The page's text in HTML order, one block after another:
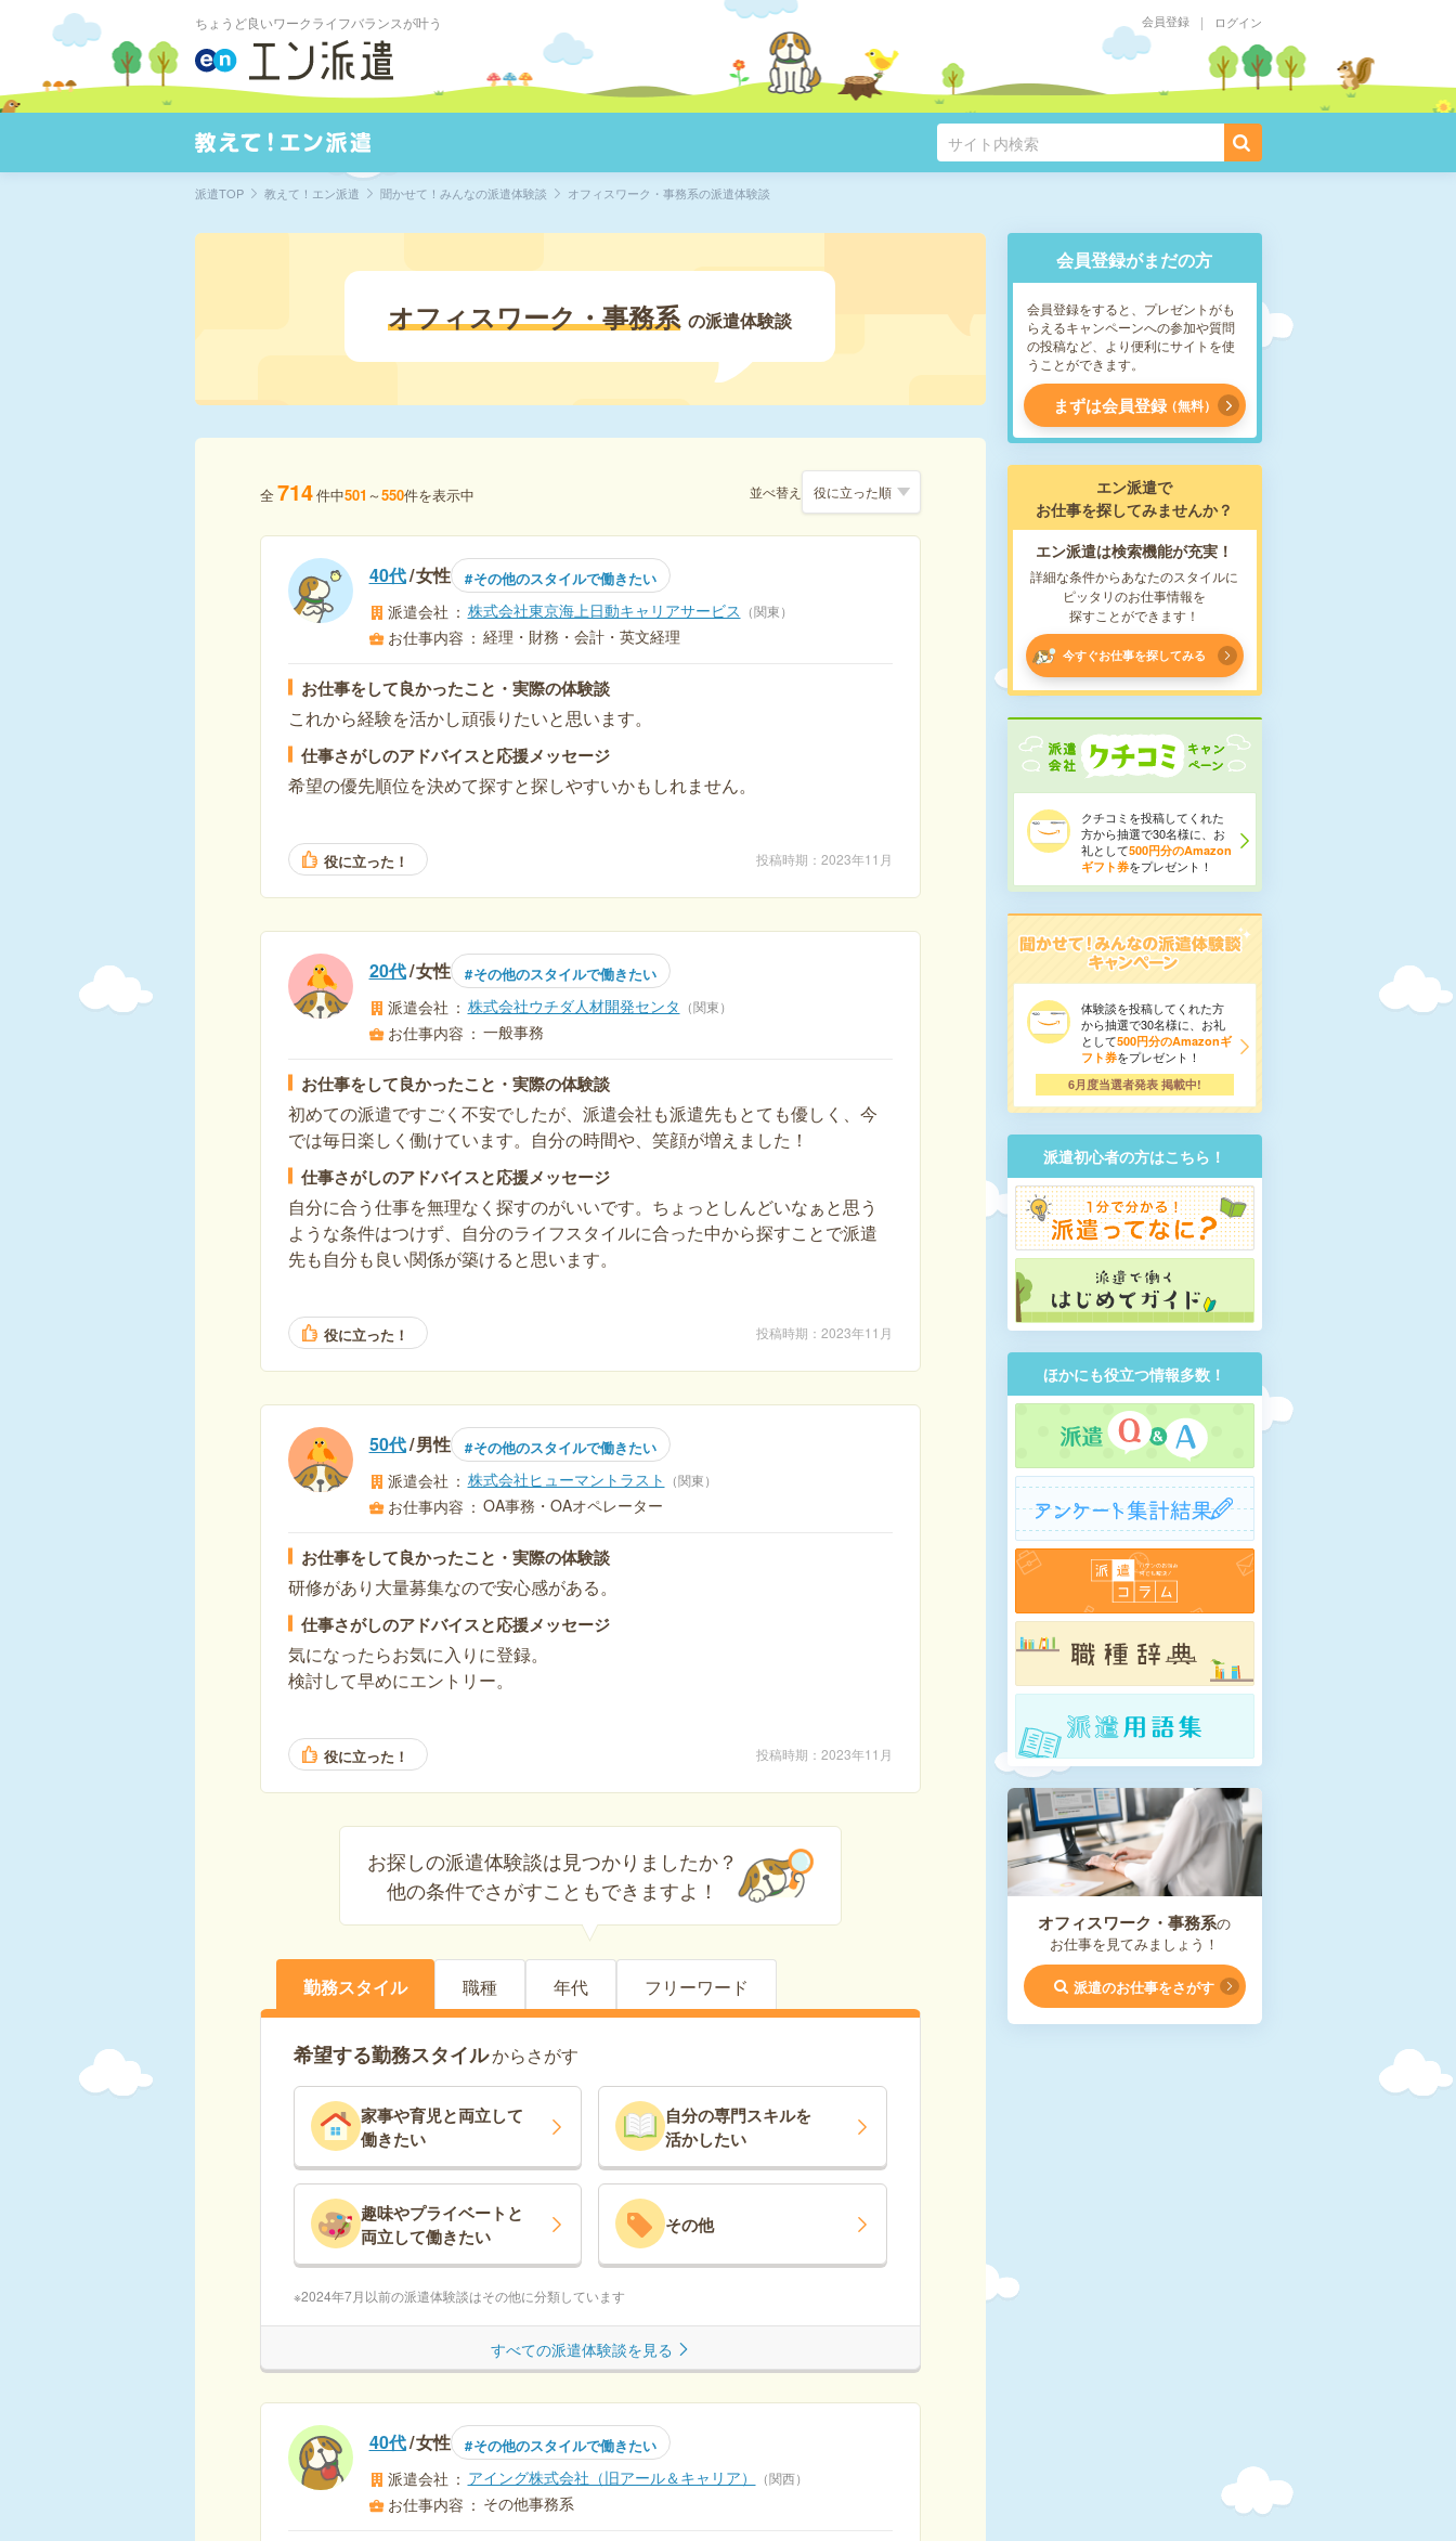
会員登録 ログイン
ちょうど良いワークライフバランスが叶う
派遣TOP 教えて！エン派遣 聞かせて！みんなの派遣体験談 オフィスワーク・事務系の派遣体験談
オフィスワーク・事務系 の派遣体験談
全714件中501 ～550件を表示中 並べ替え
40代 女性 その他のスタイルで働きたい
派遣会社 株式会社東京海上日動キャリアサービス 関東
お仕事内容 経理・財務・会計・英文経理
お仕事をして良かったこと・実際の体験談
これから経験を活かし頑張りたいと思います。
仕事さがしのアドバイスと応援メッセージ
希望の優先順位を決めて探すと探しやすいかもしれません。
役に立った！ 投稿時期 2023年11月
20代 女性 その他のスタイルで働きたい
派遣会社 株式会社ウチダ人材開発センタ 関東
お仕事内容 一般事務
お仕事をして良かったこと・実際の体験談
初めての派遣ですごく不安でしたが、派遣会社も派遣先もとても優しく、今
では毎日楽しく働けています。自分の時間や、笑顔が増えました！
仕事さがしのアドバイスと応援メッセージ
自分に合う仕事を無理なく探すのがいいです。ちょっとしんどいなぁと思う
ような条件はつけず、自分のライフスタイルに合った中から探すことで派遣
先も自分も良い関係が築けると思います。
役に立った！ 投稿時期 2023年11月
50代 男性 その他のスタイルで働きたい
派遣会社 株式会社ヒューマントラスト 関東
お仕事内容 OA事務・OAオペレーター
お仕事をして良かったこと・実際の体験談
研修があり大量募集なので安心感がある。
仕事さがしのアドバイスと応援メッセージ
気になったらお気に入りに登録。
検討して早めにエントリー。
役に立った！ 投稿時期 2023年11月
お探しの派遣体験談は見つかりましたか？
他の条件でさがすこともできますよ！
勤務スタイル 職種 年代 フリーワード
希望する勤務スタイルからさがす
家事や育児と両立して
働きたい
自分の専門スキルを
活かしたい
趣味やプライベート と
両立して働きたい
その他
2024年7月以前の派遣体験談はその他に分類しています
すべての派遣体験談を見る
40代 女性 その他のスタイルで働きたい
派遣会社 アイング株式会社（旧アール＆キャリア） 関西
お仕事内容 その他事務系
会員登録がまだの方
会員登録をすると、プレゼントがも
らえるキャンペーンへの参加や質問
の投稿など、より便利にサイトを使
うことができます。
まずは会員登録 無料
エン派遣で
お仕事を探してみませんか？
エン派遣は検索機能が充実！
詳細な条件からあなたのスタイルに
ピッタリのお仕事情報を
探すことができます！
今すぐお仕事を探してみる
クチコミを投稿してくれた
方から抽選で30名様に、お
礼として500円分のAmazon
ギフト券をプレゼント！
体験談を投稿してくれた方
から抽選で30名様に、お礼
として500円分のAmazonギ
フト券をプレゼント！
6月度当選者発表 掲載中!
派遣初心者の方はこちら！
ほかにも役立つ情報多数！
オフィスワーク・事務系の
お仕事を見てみましょう！
派遣のお仕事をさがす